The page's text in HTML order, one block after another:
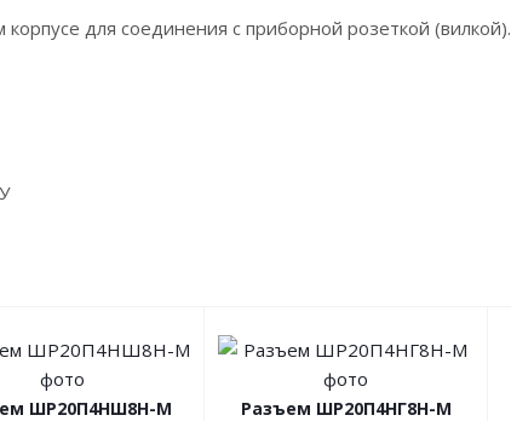
корпусе для соединения с приборной розеткой (вилкой).
ШР20П4НШ8Н-М Разъем ШР20П4НГ8Н-М